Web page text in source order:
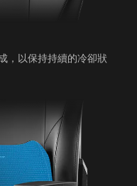
，以保持持續的冷卻狀